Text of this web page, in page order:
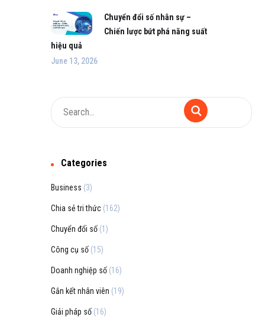
Chuyển đổi số nhân sự –
Chiến lược bứt phá năng suất
hiệu quả
June 13, 2026
Categories
Business (3)
Chia sẻ tri thức (162)
Chuyển đổi số (1)
Công cụ số (15)
Doanh nghiệp số (16)
Gắn kết nhân viên (19)
Giải pháp số (16)